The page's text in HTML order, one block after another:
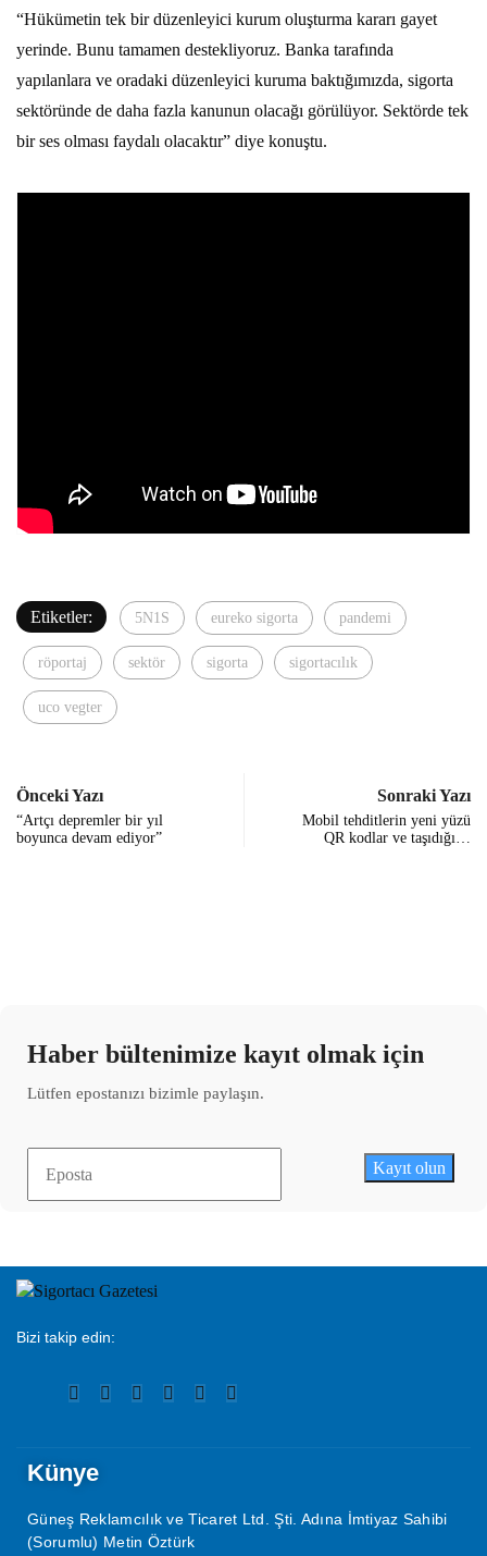
“Hükümetin tek bir düzenleyici kurum oluşturma kararı gayet
yerinde. Bunu tamamen destekliyoruz. Banka tarafında
yapılanlara ve oradaki düzenleyici kuruma baktığımızda, sigorta
sektöründe de daha fazla kanunun olacağı görülüyor. Sektörde tek
bir ses olması faydalı olacaktır” diye konuştu.
Etiketler: 5N1S eureko sigorta pandemi
röportaj sektör sigorta sigortacılık
uco vegter
Önceki Yazı
“Artçı depremler bir yıl
boyunca devam ediyor”
Sonraki Yazı
Mobil tehditlerin yeni yüzü
QR kodlar ve taşıdığı…
Haber bültenimize kayıt olmak için
Lütfen epostanızı bizimle paylaşın.
Kayıt olun
Bizi takip edin:
Künye
Güneş Reklamcılık ve Ticaret Ltd. Şti. Adına İmtiyaz Sahibi
(Sorumlu) Metin Öztürk